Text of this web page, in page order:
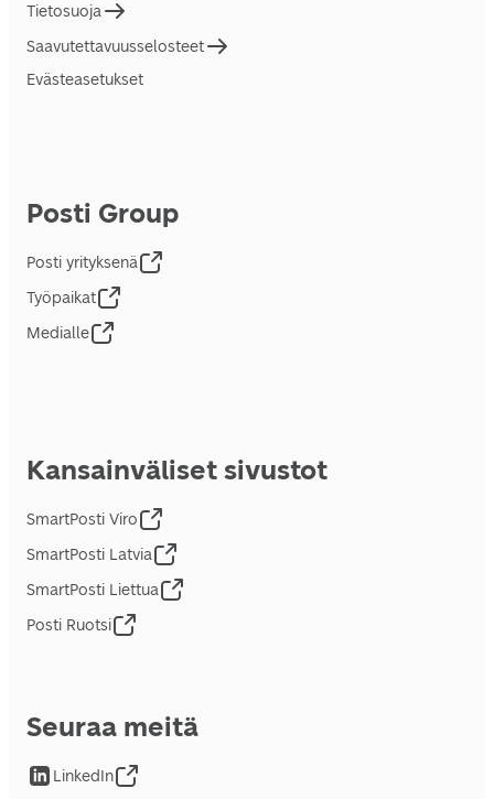
Tietosuoja
Saavutettavuusselosteet
Evästeasetukset
Posti Group
Posti yrityksenä
Työpaikat
Medialle
Kansainväliset sivustot
SmartPosti Viro
SmartPosti Latvia
SmartPosti Liettua
Posti Ruotsi
Seuraa meitä
LinkedIn